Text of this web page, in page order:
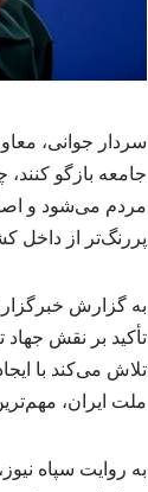
سردار جوانی،
جامعه بازگو
مردم می‌شود و اصل
پررنگ‌تر از داخل
به گزارش
تأکید بر نقش
تلاش می‌کند با
ملت ایران،
به روایت سپاه